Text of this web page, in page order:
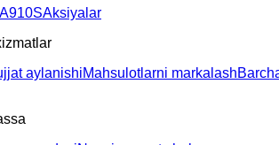
A910SAksiyalar
aylanishiMahsulotlarni markalash